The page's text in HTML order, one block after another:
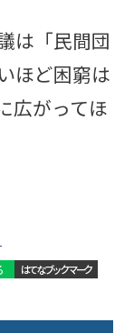
は「民間団
ほど困窮は
広がってほ
はてなブックマーク